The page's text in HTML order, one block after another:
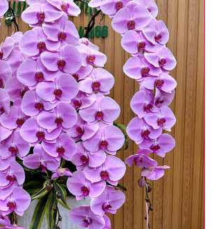
hàng, shop sẽ chủ động báo giá
địa chỉ giao hàng cụ thể.